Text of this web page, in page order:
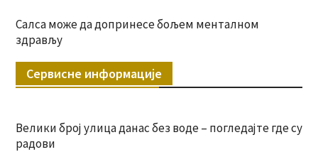
Салса може да допринесе бољем менталном
здрављу
Сервисне информације
Велики број улица данас без воде – погледајте где су
радови